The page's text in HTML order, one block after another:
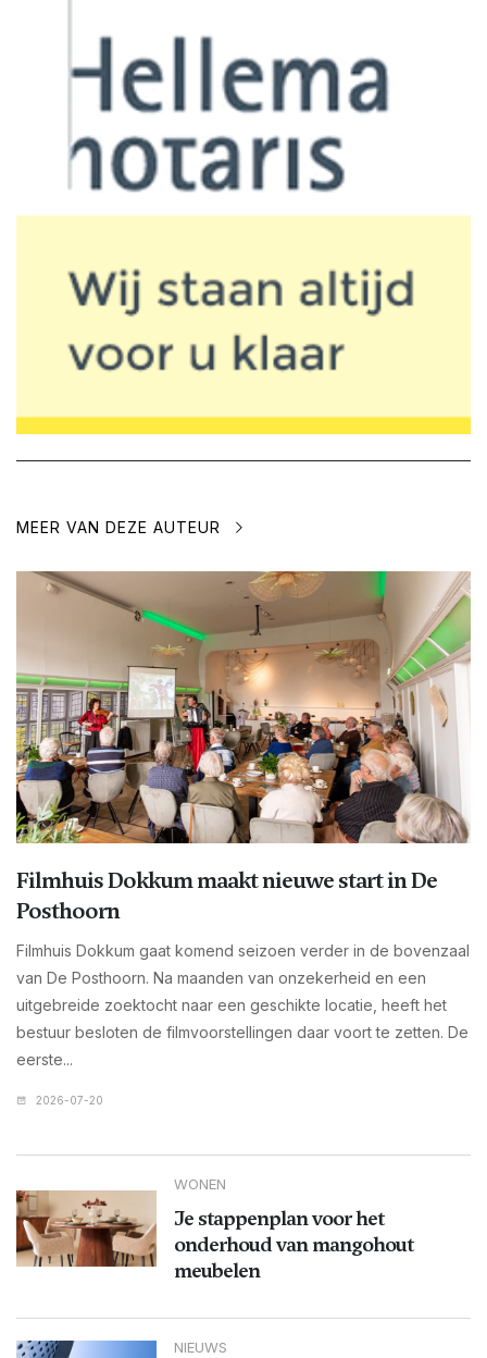
MEER VAN DEZE AUTEUR
Filmhuis Dokkum maakt nieuwe start in De
Posthoorn
Filmhuis Dokkum gaat komend seizoen verder in de bovenzaal
van De Posthoorn. Na maanden van onzekerheid en een
uitgebreide zoektocht naar een geschikte locatie, heeft het
bestuur besloten de filmvoorstellingen daar voort te zetten. De
eerste...
2026-07-20
WONEN
Je stappenplan voor het
onderhoud van mangohout
meubelen
NIEUWS